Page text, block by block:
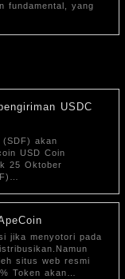
fundamental, yang
USDC
(SDF) akan
USD Coin
25 Oktober
jika menyotori pada
situs web resmi
Token akan…